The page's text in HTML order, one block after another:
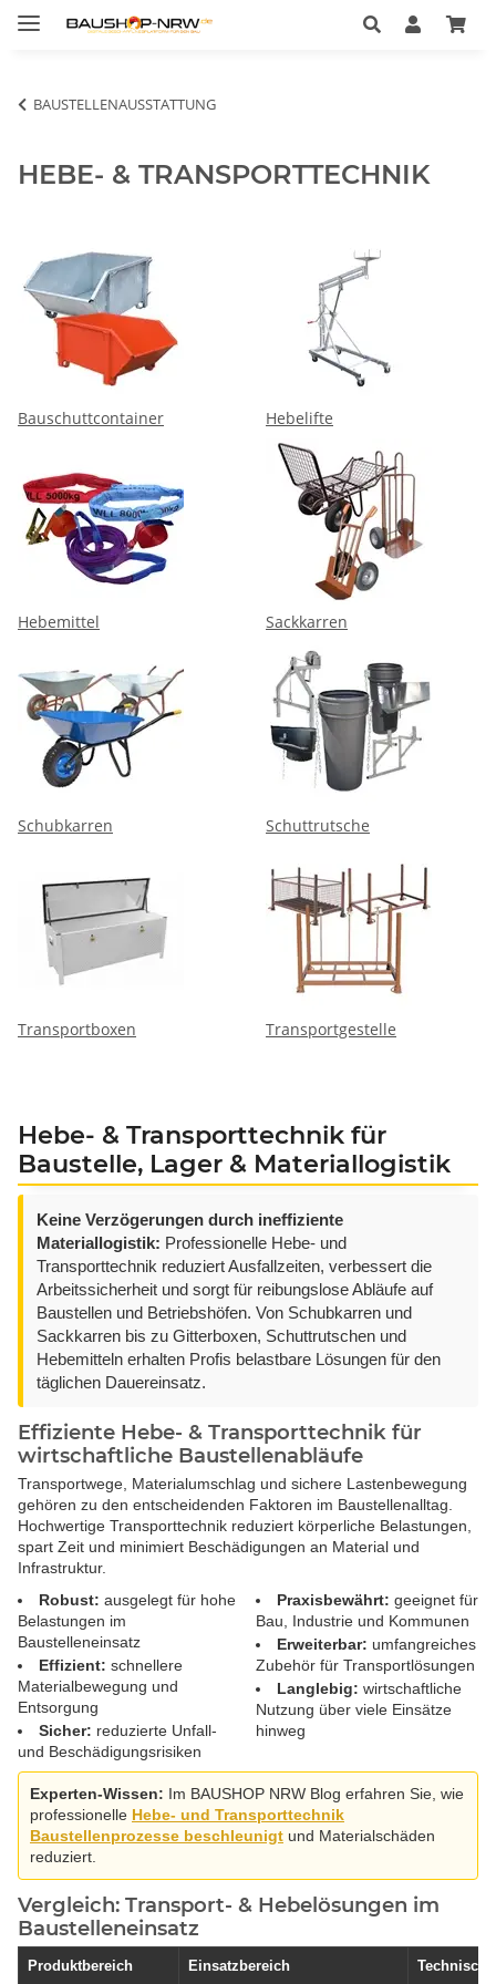
BAUSTELLENAUSSTATTUNG
HEBE- & TRANSPORTTECHNIK
Hebe- & Transporttechnik für
Baustelle, Lager & Materiallogistik
Keine Verzögerungen durch ineffiziente
Materiallogistik: Professionelle Hebe- und
Transporttechnik reduziert Ausfallzeiten, verbessert die
Arbeitssicherheit und sorgt für reibungslose Abläufe auf
Baustellen und Betriebshöfen. Von Schubkarren und
Sackkarren bis zu Gitterboxen, Schuttrutschen und
Hebemitteln erhalten Profis belastbare Lösungen für den
täglichen Dauereinsatz.
Effiziente Hebe- & Transporttechnik für
wirtschaftliche Baustellenabläufe
Transportwege, Materialumschlag und sichere Lastenbewegung
gehören zu den entscheidenden Faktoren im Baustellenalltag.
Hochwertige Transporttechnik reduziert körperliche Belastungen,
spart Zeit und minimiert Beschädigungen an Material und
Infrastruktur.
Robust: ausgelegt für hohe
Belastungen im
Baustelleneinsatz
Effizient: schnellere
Materialbewegung und
Entsorgung
Sicher: reduzierte Unfall-
und Beschädigungsrisiken
Praxisbewährt: geeignet für
Bau, Industrie und Kommunen
Erweiterbar: umfangreiches
Zubehör für Transportlösungen
Langlebig: wirtschaftliche
Nutzung über viele Einsätze
hinweg
Experten-Wissen: Im BAUSHOP NRW Blog erfahren Sie, wie
professionelle Hebe- und Transporttechnik
Baustellenprozesse beschleunigt und Materialschäden
reduziert.
Vergleich: Transport- & Hebelösungen im
Baustelleneinsatz
Produktbereich Einsatzbereich
Bauschuttcontainer Hebelifte
Hebemittel Sackkarren
Schubkarren Schuttrutsche
Transportboxen Transportgestelle